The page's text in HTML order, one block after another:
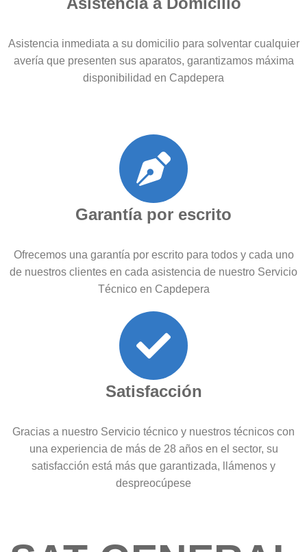
Asistencia inmediata a su domicilio para solventar cualquier
avería que presenten sus aparatos, garantizamos máxima
disponibilidad en Capdepera
Garantía por escrito
Ofrecemos una garantía por escrito para todos y cada uno
de nuestros clientes en cada asistencia de nuestro Servicio
Técnico en Capdepera
Satisfacción
Gracias a nuestro Servicio técnico y nuestros técnicos con
una experiencia de más de 28 años en el sector, su
satisfacción está más que garantizada, llámenos y
despreocúpese